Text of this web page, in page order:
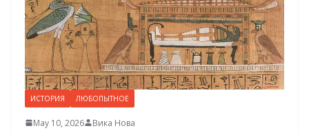
ИСТОРИЯ ЛЮБОПЫТНОЕ
May 10, 2026 Вика Нова